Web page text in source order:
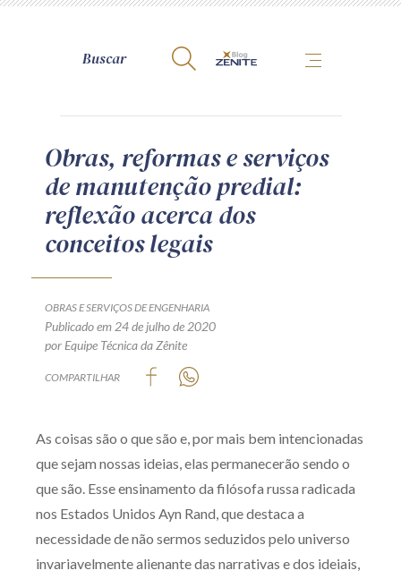
A Zênite
Como publicar conosco
Site da Zênite
Contato
Guia de Direitos dos Titulares de Dados
Encarregado (contato)
Zênite Fácil IA
Zênite Play
Orientação por Escrito
Mentoria Zênite
Obras, reformas e serviços
de manutenção predial:
reflexão acerca dos
conceitos legais
OBRAS E SERVIÇOS DE ENGENHARIA
Publicado em 24 de julho de 2020
por Equipe Técnica da Zênite
COMPARTILHAR
As coisas são o que são e, por mais bem intencionadas
que sejam nossas ideias, elas permanecerão sendo o
que são. Esse ensinamento da filósofa russa radicada
nos Estados Unidos Ayn Rand, que destaca a
necessidade de não sermos seduzidos pelo universo
invariavelmente alienante das narrativas e dos ideiais,